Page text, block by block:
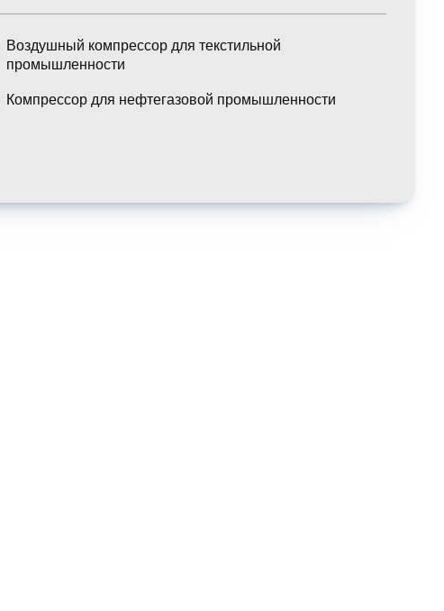
Воздушный компрессор для текстильной
промышленности
Компрессор для нефтегазовой промышленности